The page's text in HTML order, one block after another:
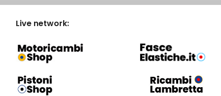
Live network: